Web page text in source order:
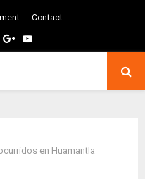
Contact
GoogleYoutube
en Huamantla